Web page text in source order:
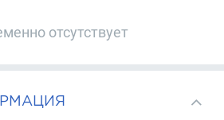
отсутствует